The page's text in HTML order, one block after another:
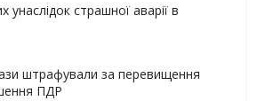
унаслідок страшної аварії в
штрафували за перевищення
ПДР